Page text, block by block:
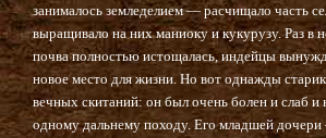
занималось земледелием — расчищало часть
выращивало на них маниоку и кукурузу. Раз в
почва полностью истощалась, индейцы
новое место для жизни. Но вот однажды
вечных скитаний: он был очень болен и слаб и
одному дальнему походу. Его младшей